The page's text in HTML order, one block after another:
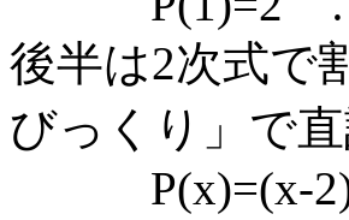
後半は2次式で
びっくり」で直
P(x)=(x-